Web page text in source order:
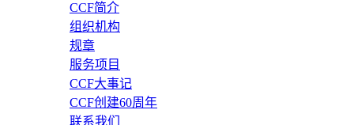
CCF简介
组织机构
规章
服务项目
CCF大事记
CCF创建60周年
联系我们